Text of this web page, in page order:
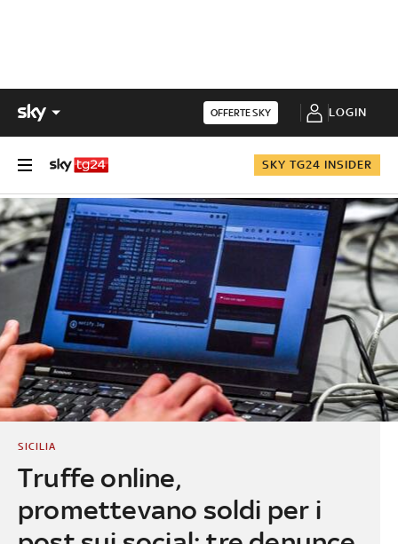
OFFERTE SKY LOGIN
SKY TG24 INSIDER
Truffe online,
promettevano soldi per i
SICILIA